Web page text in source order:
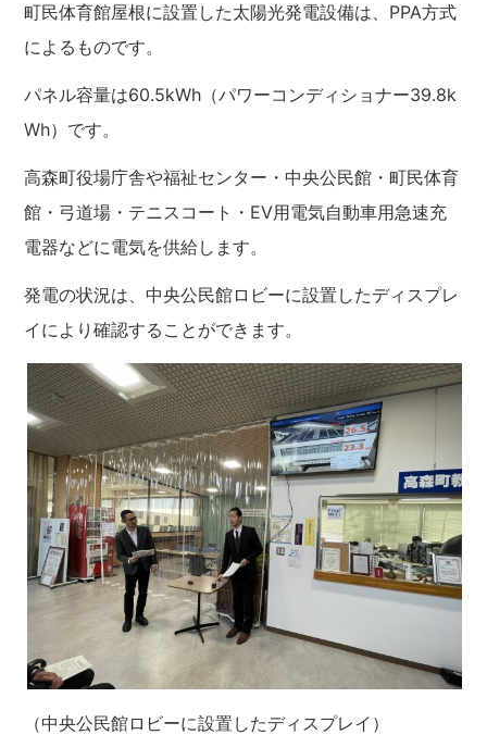
町民体育館屋根に設置した太陽光発電設備は、PPA方式
によるものです。
パネル容量は60.5kWh（パワーコンディショナー39.8k
Wh）です。
高森町役場庁舎や福祉センター・中央公民館・町民体育
館・弓道場・テニスコート・EV用電気自動車用急速充
電器などに電気を供給します。
発電の状況は、中央公民館ロビーに設置したディスプレ
イにより確認することができます。
（中央公民館ロビーに設置したディスプレイ）